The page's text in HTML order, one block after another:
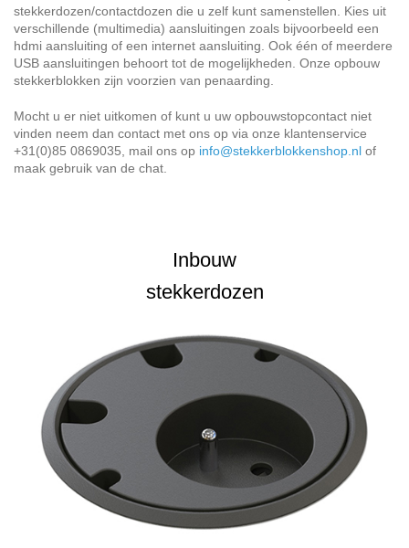
stekkerdozen/contactdozen die u zelf kunt samenstellen. Kies uit
verschillende (multimedia) aansluitingen zoals bijvoorbeeld een
hdmi aansluiting of een internet aansluiting. Ook één of meerdere
USB aansluitingen behoort tot de mogelijkheden. Onze opbouw
stekkerblokken zijn voorzien van penaarding.
Mocht u er niet uitkomen of kunt u uw opbouwstopcontact niet
vinden neem dan contact met ons op via onze klantenservice
+31(0)85 0869035, mail ons op info@stekkerblokkenshop.nl of
maak gebruik van de chat.
Inbouw
stekkerdozen